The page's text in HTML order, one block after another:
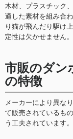
木材、プラスチック
適した素材を組み合
り猫が飛んだり駆け
定性は欠かせません。
市販のダン
の特徴
メーカーにより異な
て販売されているも
う工夫されています。